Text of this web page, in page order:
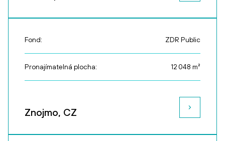
Fond: ZDR Public
Pronajímatelná plocha: 12 048 m²
Znojmo, CZ